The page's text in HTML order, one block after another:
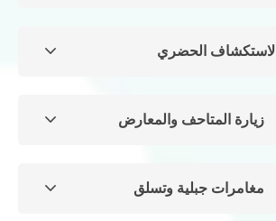
الاستكشاف الحضري
زيارة المتاحف والمعارض
مغامرات جبلية وتسلق